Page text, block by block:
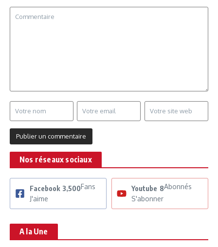
Nos réseaux sociaux
Facebook 3,500Fans
J'aime
Youtube 8Abonnés
S'abonner
A la Une